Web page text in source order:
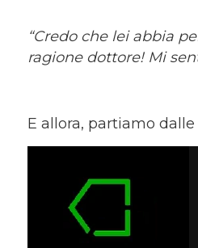
“Credo che lei abbia
ragione dottore! Mi
E allora, partiamo